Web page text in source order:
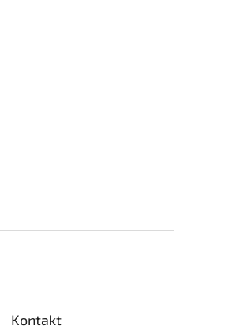
Kontakt